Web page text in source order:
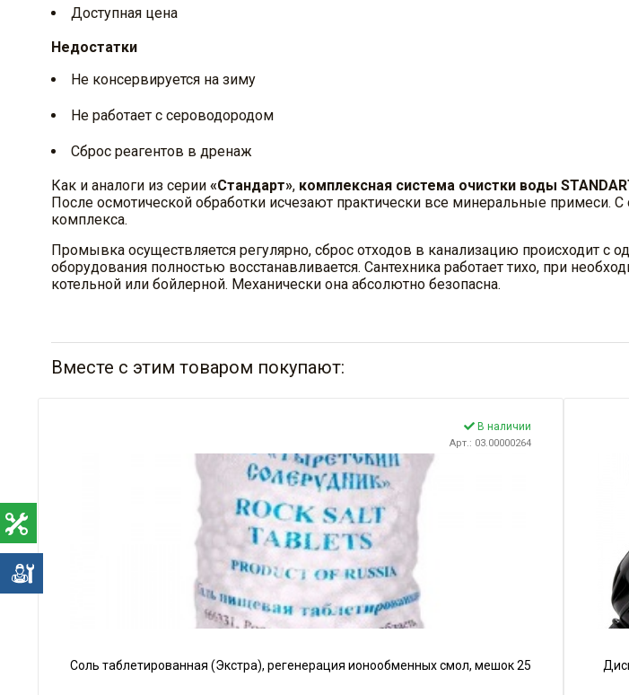
Доступная цена
Недостатки
Не консервируется на зиму
Не работает с сероводородом
Сброс реагентов в дренаж
Как и аналоги из серии «Стандарт», комплексная система очистки воды
После осмотической обработки исчезают практически все минеральные примеси.
комплекса.
Промывка осуществляется регулярно, сброс отходов в канализацию происходит
оборудования полностью восстанавливается. Сантехника работает тихо, при
котельной или бойлерной. Механически она абсолютно безопасна.
Вместе с этим товаром покупают:
В наличии
Арт.: 03.00000264
Соль таблетированная (Экстра), регенерация ионообменных смол, мешок 25